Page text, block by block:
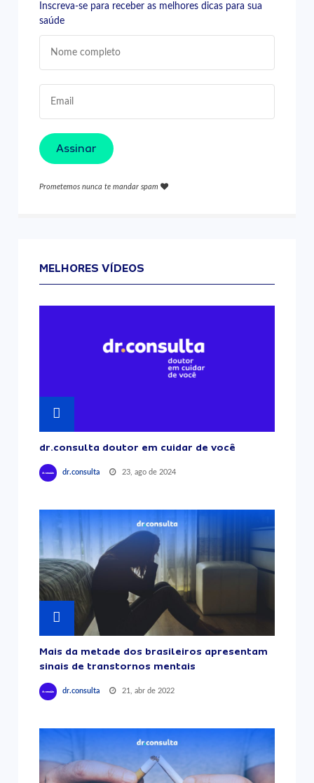
Inscreva-se para receber as melhores dicas para sua
saúde
Assinar
Prometemos nunca te mandar spam
MELHORES VÍDEOS
dr.consulta doutor em cuidar de você
dr.consulta 23, ago de 2024
Mais da metade dos brasileiros apresentam
sinais de transtornos mentais
dr.consulta 21, abr de 2022